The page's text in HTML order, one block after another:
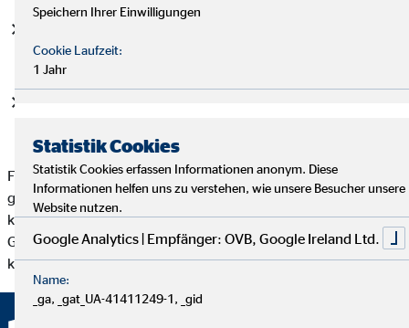
analytisches Denkvermögen.
Fühlst Du Dich angesprochen? Du hast noch Fragen? Rufe uns
gerne an, wir freuen uns, Dich persönlich kennenzulernen und
können Dir eins versichern: unsere Branche baut nicht ab. Im
Gegenteil, wir wachsen stetig und haben uns mithin als absolut
krisensicher erwiesen.
Speichern Ihrer Einwilligungen
Cookie Laufzeit:
1 Jahr
Statistik Cookies
Statistik Cookies erfassen Informationen anonym. Diese
Informationen helfen uns zu verstehen, wie unsere Besucher unsere
Website nutzen.
Google Analytics | Empfänger: OVB, Google Ireland Ltd.
Name:
_ga, _gat_UA-41411249-1, _gid